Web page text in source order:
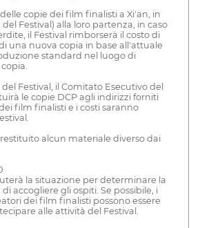
copie dei film finalisti a Xi'an, in
del Festival) alla loro partenza, in caso
il Festival rimborserà il costo di
una nuova copia in base all'attuale
standard nel luogo di
Festival, il Comitato Esecutivo del
le copie DCP agli indirizzi forniti
film finalisti e i costi saranno
alcun materiale diverso dai
la situazione per determinare la
accogliere gli ospiti. Se possibile, i
dei film finalisti possono essere
alle attività del Festival.